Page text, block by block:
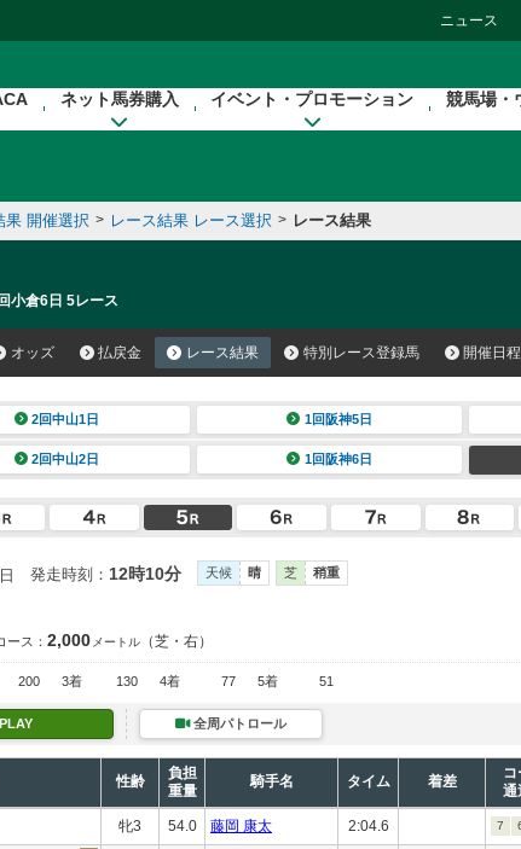
ニュース
ネット馬券購入 イベント・プロモーション 競馬場・
果 開催選択 > レース結果 レース選択 > レース結果
小倉6日 5レース
オッズ 払戻金 レース結果 特別レース登録馬 開催日程
2回中山1日 1回阪神5日
2回中山2日 1回阪神6日
発走時刻： 12時10分 天候 晴 芝 稍重
ース： 2,000 メートル （芝・右）
200 3着 130 4着 77 5着 51
PLAY 全周パトロール
性齢
負担
重量
騎手名 タイム 着差
コ
通
牝3 54.0 藤岡 康太 2:04.6 7